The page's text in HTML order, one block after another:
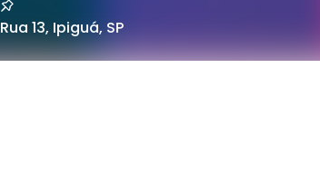
Rua 13, Ipiguá, SP